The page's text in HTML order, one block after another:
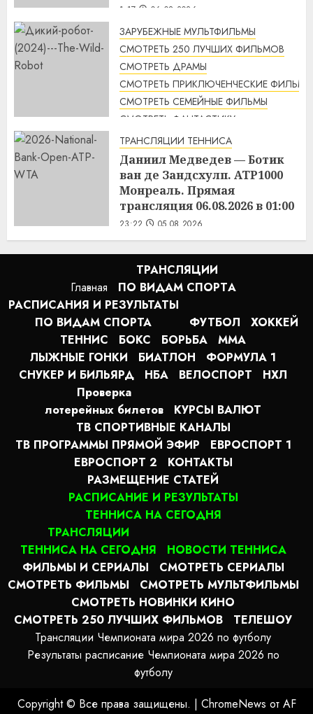
1:17 06.08.2026
ЗАРУБЕЖНЫЕ МУЛЬТФИЛЬМЫ
СМОТРЕТЬ 250 ЛУЧШИХ ФИЛЬМОВ
СМОТРЕТЬ ДРАМЫ
СМОТРЕТЬ ПРИКЛЮЧЕНЧЕСКИЕ ФИЛЬМЫ
СМОТРЕТЬ СЕМЕЙНЫЕ ФИЛЬМЫ
СМОТРЕТЬ ФАНТАСТИКУ
Дикий робот (2024) / The Wild
Robot смотреть онлайн
1:14 06.08.2026
ТРАНСЛЯЦИИ ТЕННИСА
Даниил Медведев — Ботик
ван де Зандсхулп. ATP1000
Монреаль. Прямая
трансляция 06.08.2026 в 01:00
23:22 05.08.2026
Главная
ТРАНСЛЯЦИИ
ПО ВИДАМ СПОРТA
РАСПИСАНИЯ И РЕЗУЛЬТАТЫ
ПО ВИДАМ СПОРТА
ФУТБОЛ
ХОККЕЙ
ТЕННИС
БОКС БОРЬБА
MMA
ЛЫЖНЫЕ ГОНКИ
БИАТЛОН
ФОРМУЛА 1
СНУКЕР И БИЛЬЯРД
НБА ВЕЛОСПОРТ
НХЛ
Проверка
лотерейных билетов
КУРСЫ ВАЛЮТ
ТВ СПОРТИВНЫЕ КАНАЛЫ
ТВ ПРОГРАММЫ ПРЯМОЙ ЭФИР
ЕВРОСПОРТ 1
ЕВРОСПОРТ 2
КОНТАКТЫ
РАЗМЕЩЕНИЕ СТАТЕЙ
РАСПИСАНИЕ И РЕЗУЛЬТАТЫ
ТЕННИСА НА СЕГОДНЯ
ТРАНСЛЯЦИИ
ТЕННИСА НА СЕГОДНЯ
НОВОСТИ ТЕННИСА
ФИЛЬМЫ И СЕРИАЛЫ
СМОТРЕТЬ СЕРИАЛЫ
СМОТРЕТЬ ФИЛЬМЫ
СМОТРЕТЬ МУЛЬТФИЛЬМЫ
СМОТРЕТЬ НОВИНКИ КИНО
СМОТРЕТЬ 250 ЛУЧШИХ ФИЛЬМОВ
ТЕЛЕШОУ
Трансляции Чемпионата мира 2026 по футболу
Результаты расписание Чемпионата мира 2026 по
футболу
Copyright © Все права защищены. | ChromeNews от AF